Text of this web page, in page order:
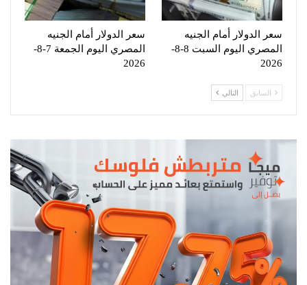
سعر الدولار أمام الجنيه
المصري اليوم السبت 8-8-
2026
سعر الدولار أمام الجنيه
المصري اليوم الجمعة 7-8-
2026
السابق التالي